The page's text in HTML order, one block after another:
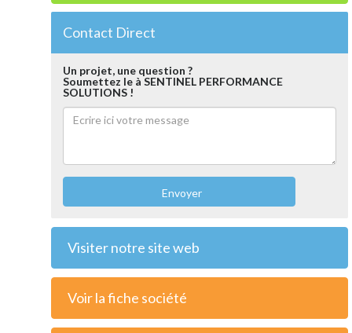
Contact Direct
Un projet, une question ?
Soumettez le à SENTINEL PERFORMANCE
SOLUTIONS !
Envoyer
Visiter notre site web
Voir la fiche société